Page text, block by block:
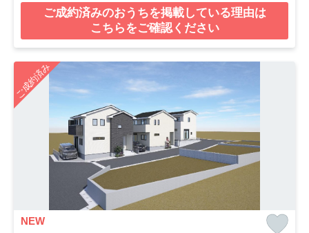
ご成約済みのおうちを掲載している理由は
こちらをご確認ください
ご成約済み
NEW